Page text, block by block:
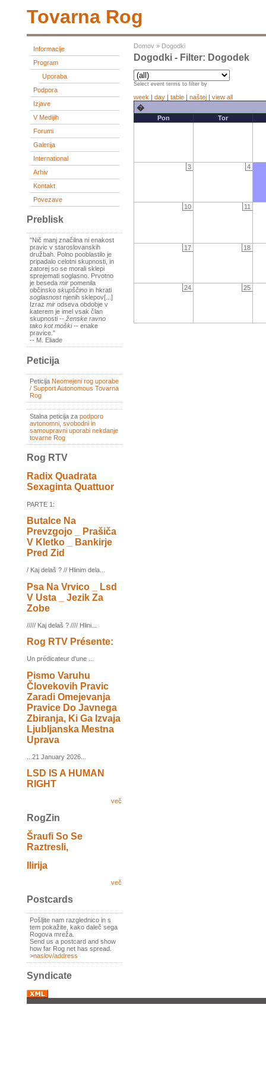
Tovarna Rog
Informacije
Program
Uporaba
Podpora
Izjave
V Medijih
Forumi
Galerija
International
Arhiv
Kontakt
Povezave
Preblisk
"Nič manj značilna ni enakost
pravic v staroslovanskih
družbah. Polno pooblastilo je
pripadalo celotni skupnosti, in
zatorej so se morali sklepi
sprejemati soglasno. Prvotno
je beseda mir pomenila
občinsko skupščino in hkrati
soglasnostnjenih sklepov[...]
Izraz mir odseva obdobje v
katerem je imel vsak član
skupnosti -- ženske ravno
tako kot moški-- enake
pravice."
-- M. Eliade
Peticija
Peticija Neomejeni rog uporabe
/ Support Autonomous Tovarna
Rog
Stalna peticija za podporo
avtonomni, svobodni in
samoupravni uporabi nekdanje
tovarne Rog
Rog RTV
Radix Quadrata
Sexaginta Quattuor
PARTE 1:
Butalce Na
Prevzgojo _ Prašiča
V Kletko _ Bankirje
Pred Zid
/ Kaj delaš ? // Hlinim dela...
Psa Na Vrvico _ Lsd
V Usta _ Jezik Za
Zobe
///// Kaj delaš ? //// Hlini...
Rog RTV Présente:
Un prédicateur d'une ...
Pismo Varuhu
Človekovih Pravic
Zaradi Omejevanja
Pravice Do Javnega
Zbiranja, Ki Ga Izvaja
Ljubljanska Mestna
Uprava
...21 January 2026...
LSD IS A HUMAN
RIGHT
več
RogZin
Šraufi So Se
Raztresli,
Ilirija
več
Postcards
Pošljite nam razglednico in s
tem pokažite, kako daleč sega
Rogova mreža.
Send us a postcard and show
how far Rog net has spread.
>naslov/address
Syndicate
Domov » Dogodki
Dogodki - Filter: Dogodek
Select event terms to filter by
week | day | table | naštej | view all
�
Pon Tor
3 4
10 11
17 18
24 25